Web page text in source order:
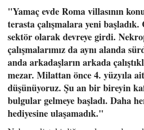
"Yamaç evde Roma villasının
terasta çalışmalara yeni
sektör olarak devreye girdi.
çalışmalarımız da aynı alanda
anda arkadaşların arkada
mezar. Milattan önce 4. yüzyıla
düşünüyoruz. Şu an bir bireyin
bulgular gelmeye başladı. Daha
hediyesine ulaşamadık."